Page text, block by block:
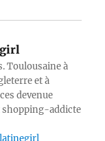
Toulousaine à
et à
devenue
shopping-addicte